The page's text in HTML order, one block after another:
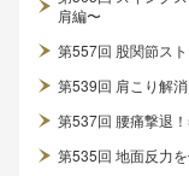
肩編〜
第557回 股関節ス
第539回 肩こり解
第537回 腰痛撃退
第535回 地面反力